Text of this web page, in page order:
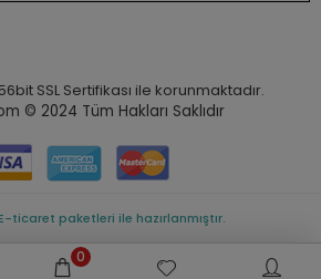
SSL Sertifikası ile korunmaktadır.
© 2024 Tüm Hakları Saklıdır
0
ticaret paketleri ile hazırlanmıştır.